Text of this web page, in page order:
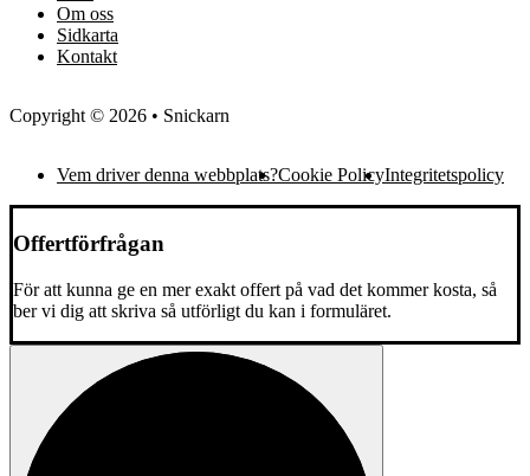
Om oss
Sidkarta
Kontakt
Copyright © 2026 • Snickarn
Vem driver denna webbplats?Cookie PolicyIntegritetspolicy
Offertförfrågan
För att kunna ge en mer exakt offert på vad det kommer kosta, så
ber vi dig att skriva så utförligt du kan i formuläret.